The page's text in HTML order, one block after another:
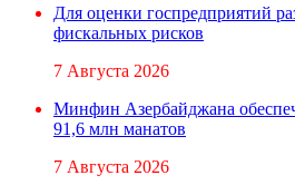
Для оценки госпредприятий
фискальных рисков
7 Августа 2026
Минфин Азербайджана
91,6 млн манатов
7 Августа 2026